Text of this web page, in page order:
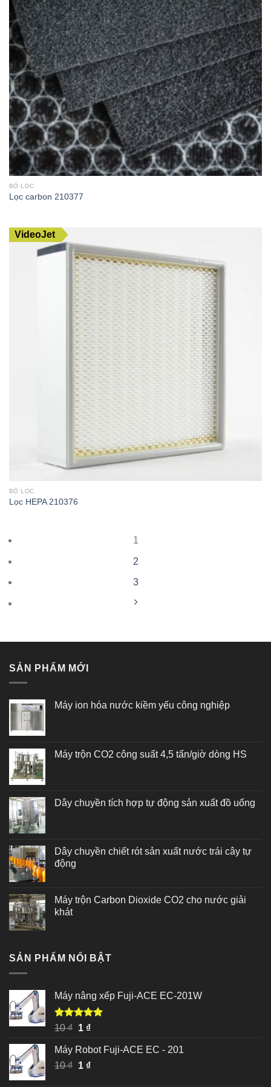
BỘ LỌC
Lọc carbon 210377
VideoJet
BỘ LỌC
Lọc HEPA 210376
1
2
3
SẢN PHẨM MỚI
Máy ion hóa nước kiềm yếu công nghiệp
Máy trộn CO2 công suất 4,5 tấn/giờ dòng HS
Dây chuyền tích hợp tự động sản xuất đồ uống
Dây chuyền chiết rót sản xuất nước trái cây tự
động
Máy trộn Carbon Dioxide CO2 cho nước giải
khát
SẢN PHẨM NỔI BẬT
Máy nâng xếp Fuji-ACE EC-201W
Được xếp
5 sao
10₫ Giá
là:
10 ₫.
1 ₫Giá
tại
là:
Máy Robot Fuji-ACE EC - 201
10₫ Giá
1 ₫Giá